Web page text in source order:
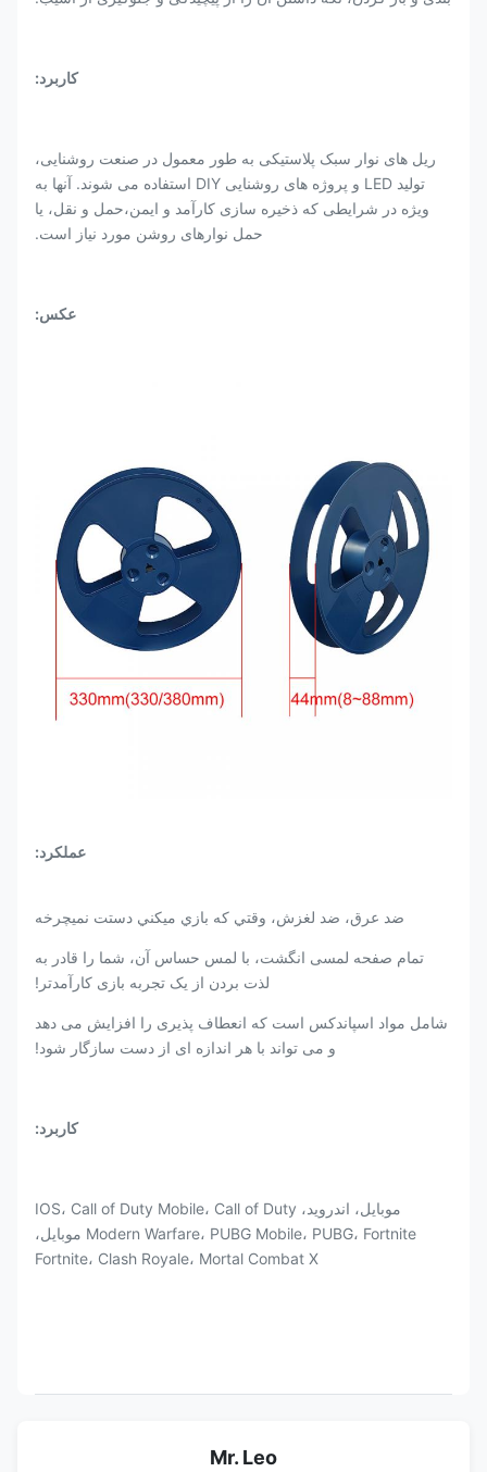
کاربرد:
ریل های نوار سبک پلاستیکی به طور معمول در صنعت روشنایی،
تولید LED و پروژه های روشنایی DIY استفاده می شوند. آنها به
ویژه در شرایطی که ذخیره سازی کارآمد و ایمن،حمل و نقل، یا
حمل نوارهای روشن مورد نیاز است.
عکس:
عملکرد:
ضد عرق، ضد لغزش، وقتي که بازي ميکني دستت نميچرخه
تمام صفحه لمسی انگشت، با لمس حساس آن، شما را قادر به
لذت بردن از یک تجربه بازی کارآمدتر!
شامل مواد اسپاندکس است که انعطاف پذیری را افزایش می دهد
و می تواند با هر اندازه ای از دست سازگار شود!
کاربرد:
موبایل، اندروید، IOS، Call of Duty Mobile، Call of Duty
Modern Warfare، PUBG Mobile، PUBG، Fortnite موبایل،
Fortnite، Clash Royale، Mortal Combat X
Mr. Leo